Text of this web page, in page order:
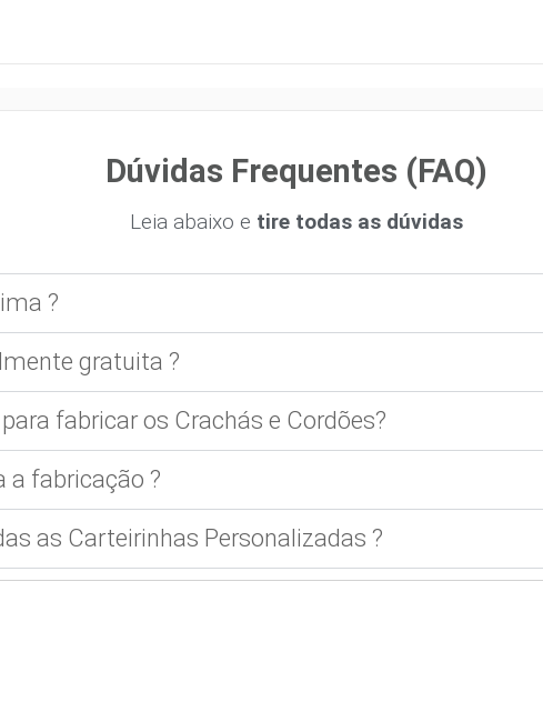
Dúvidas Frequentes (FAQ)
Leia abaixo e tire todas as dúvidas
?
gratuita ?
fabricar os Crachás e Cordões?
a fabricação ?
as Carteirinhas Personalizadas ?